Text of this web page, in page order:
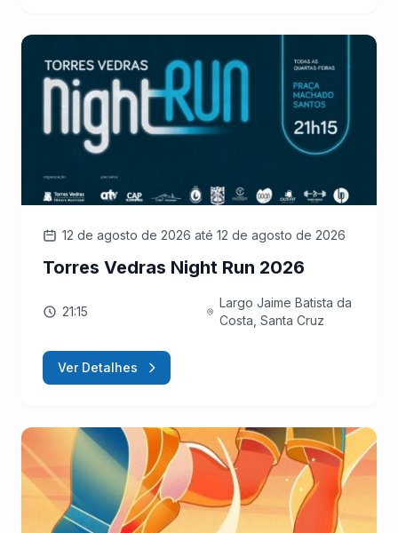
12 de agosto de 2026 até 12 de agosto de 2026
Torres Vedras Night Run 2026
21:15
Largo Jaime Batista da
Costa, Santa Cruz
Ver Detalhes